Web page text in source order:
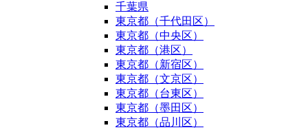
千葉県
東京都（千代田区）
東京都（中央区）
東京都（港区）
東京都（新宿区）
東京都（文京区）
東京都（台東区）
東京都（墨田区）
東京都（品川区）